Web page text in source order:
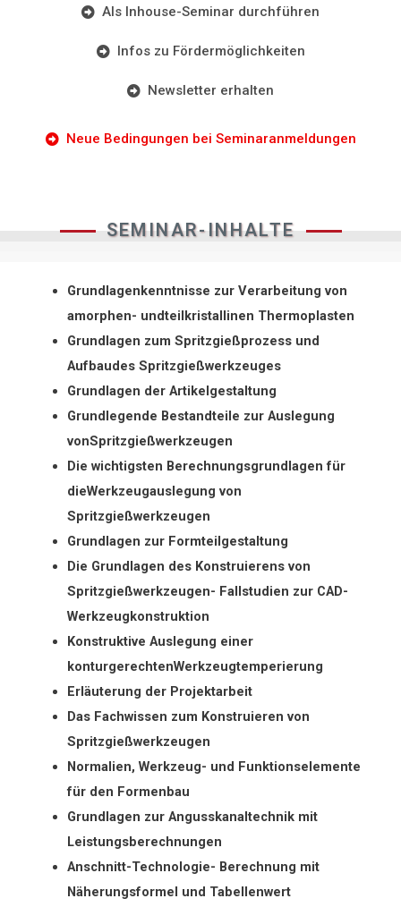
Als Inhouse-Seminar durchführen
Infos zu Fördermöglichkeiten
Newsletter erhalten
Neue Bedingungen bei Seminaranmeldungen
SEMINAR-INHALTE
Grundlagenkenntnisse zur Verarbeitung von
amorphen- undteilkristallinen Thermoplasten
Grundlagen zum Spritzgießprozess und
Aufbaudes Spritzgießwerkzeuges
Grundlagen der Artikelgestaltung
Grundlegende Bestandteile zur Auslegung
vonSpritzgießwerkzeugen
Die wichtigsten Berechnungsgrundlagen für
dieWerkzeugauslegung von
Spritzgießwerkzeugen
Grundlagen zur Formteilgestaltung
Die Grundlagen des Konstruierens von
Spritzgießwerkzeugen- Fallstudien zur CAD-
Werkzeugkonstruktion
Konstruktive Auslegung einer
konturgerechtenWerkzeugtemperierung
Erläuterung der Projektarbeit
Das Fachwissen zum Konstruieren von
Spritzgießwerkzeugen
Normalien, Werkzeug- und Funktionselemente
für den Formenbau
Grundlagen zur Angusskanaltechnik mit
Leistungsberechnungen
Anschnitt-Technologie- Berechnung mit
Näherungsformel und Tabellenwert